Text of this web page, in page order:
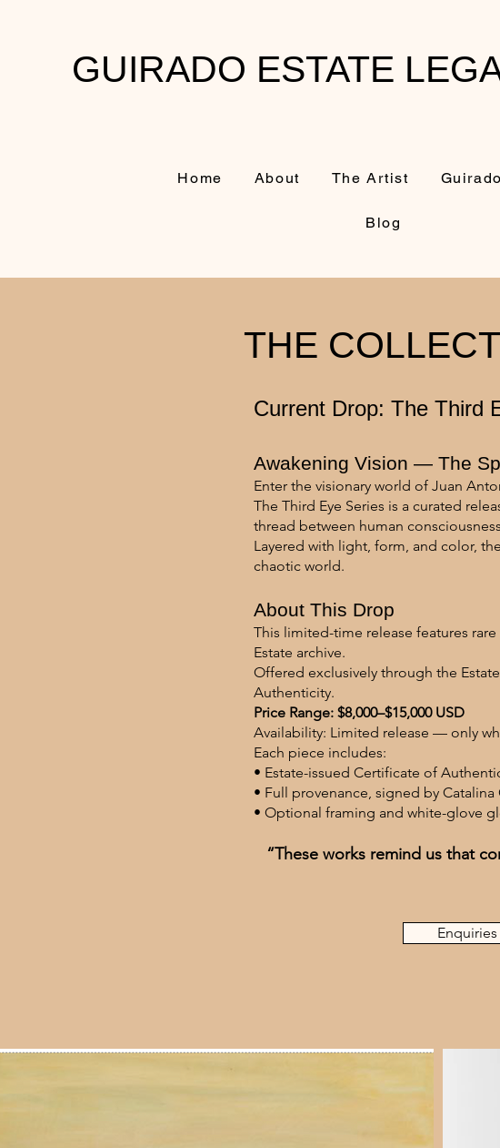
GUIRADO ESTATE
Home About The Artist
Blog
THE
Current Drop: The Third
Awakening Vision — The
Enter the visionary world of Juan
The Third Eye Series is a curated
thread between human
Layered with light, form, and color,
chaotic world.
About This Drop
This limited-time release features
Estate archive.
Offered exclusively through the
Authenticity.
Price Range: $8,000–$15,000 USD
Availability: Limited release — only
Each piece includes:
• Estate-issued Certificate of
• Full provenance, signed by Catalina
• Optional framing and white-glove
“These works remind us that
Enquiries